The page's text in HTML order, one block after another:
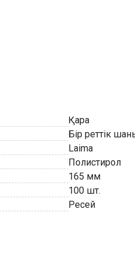
Қара
Бір реттік
Laima
Полистирол
165 мм
100 шт.
Ресей